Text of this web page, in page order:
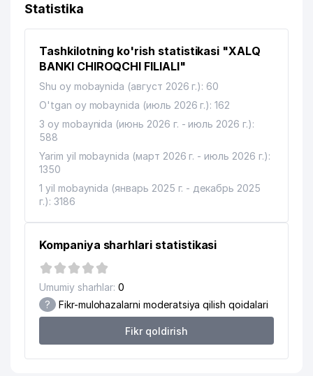
Statistika
Tashkilotning ko'rish statistikasi "XALQ
BANKI CHIROQCHI FILIALI"
Shu oy mobaynida (август 2026 г.): 60
O'tgan oy mobaynida (июль 2026 г.): 162
3 oy mobaynida (июнь 2026 г. - июль 2026 г.):
588
Yarim yil mobaynida (март 2026 г. - июль 2026 г.):
1350
1 yil mobaynida (январь 2025 г. - декабрь 2025
г.): 3186
Kompaniya sharhlari statistikasi
Umumiy sharhlar: 0
? Fikr-mulohazalarni moderatsiya qilish qoidalari
Fikr qoldirish